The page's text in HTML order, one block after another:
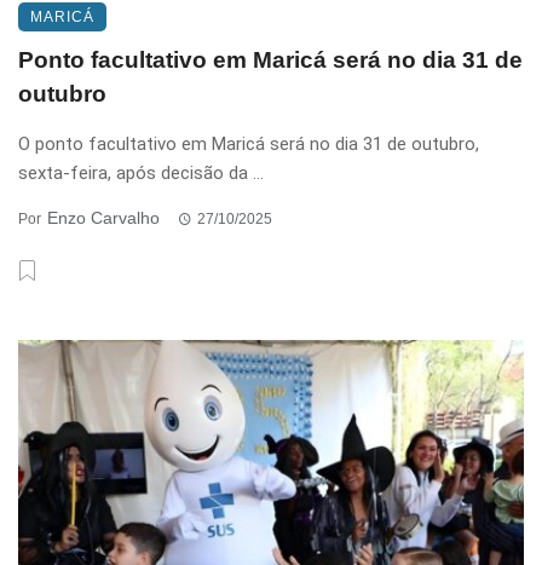
MARICÁ
Ponto facultativo em Maricá será no dia 31 de
outubro
O ponto facultativo em Maricá será no dia 31 de outubro,
sexta-feira, após decisão da ...
Por Enzo Carvalho 27/10/2025